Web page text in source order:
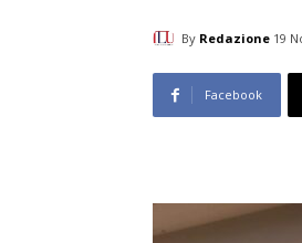
By Redazione 19
Facebook